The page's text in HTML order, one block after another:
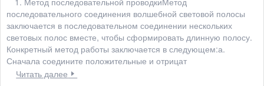
последовательного соединения волшебной световой полосы
заключается в последовательном соединении нескольких
световых полос вместе, чтобы сформировать длинную полосу.
Конкретный метод работы заключается в следующем:а.
Сначала соедините положительные и отрицат
Читать далее